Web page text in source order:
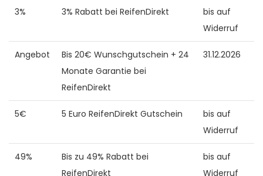
3% 3% Rabatt bei ReifenDirekt
bis auf
Widerruf
Angebot
Bis 20€ Wunschgutschein + 24
Monate Garantie bei
ReifenDirekt
31.12.2026
5€ 5 Euro ReifenDirekt Gutschein
bis auf
Widerruf
49%
Bis zu 49% Rabatt bei
ReifenDirekt
bis auf
Widerruf